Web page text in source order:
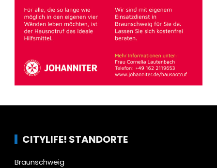
CITYLIFE! STANDORTE
Braunschweig